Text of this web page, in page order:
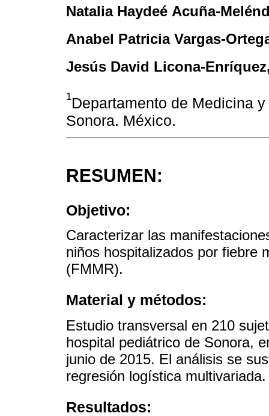
Natalia Haydeé Acuña-
Anabel Patricia Vargas-
Jesús David Licona-Enríquez
1Departamento de Medicina
Sonora. México.
RESUMEN:
Objetivo:
Caracterizar las
niños hospitalizados por fiebre
(FMMR).
Material y métodos:
Estudio transversal en 210
hospital pediátrico de Sonora,
junio de 2015. El análisis se
regresión logística multivariada.
Resultados: